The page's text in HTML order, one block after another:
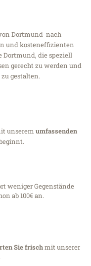
Dortmund nach
und kosteneffizienten
Dortmund, die speziell
gerecht zu werden und
gestalten.
unserem umfassenden
weniger Gegenstände
ab 100€ an.
Sie frischmit unserer